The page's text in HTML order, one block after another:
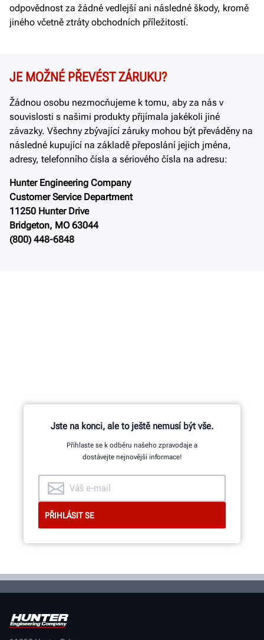
odpovědnost za žádné vedlejší ani následné škody, kromě
jiného včetně ztráty obchodních příležitostí.
JE MOŽNÉ PŘEVÉST ZÁRUKU?
Žádnou osobu nezmocňujeme k tomu, aby za nás v
souvislosti s našimi produkty přijímala jakékoli jiné
závazky. Všechny zbývající záruky mohou být převáděny na
následné kupující na základě přeposlání jejich jména,
adresy, telefonního čísla a sériového čísla na adresu:
Hunter Engineering Company
Customer Service Department
11250 Hunter Drive
Bridgeton, MO 63044
(800) 448-6848
Jste na konci, ale to ještě nemusí být vše.
Přihlaste se k odběru našeho zpravodaje a
dostávejte nejnovější informace!